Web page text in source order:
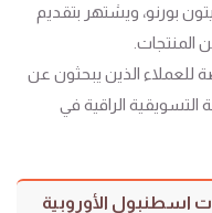
بورنو، ويشتهر بتقديم
للعملاء الذين يبحثون عن
التسويقية الراقية في
اسطنبول الأوروبية